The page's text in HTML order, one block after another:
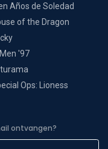
Años de Soledad
of the Dragon
'97
Ops: Lioness
ontvangen?